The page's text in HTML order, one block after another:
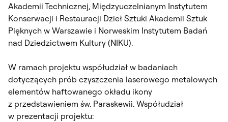
Akademii Technicznej, Międzyuczelnianym Instytutem
Konserwacji i Restauracji Dzieł Sztuki Akademii Sztuk
Pięknych w Warszawie i Norweskim Instytutem Badań
nad Dziedzictwem Kultury (NIKU).
W ramach projektu współudział w badaniach
dotyczących prób czyszczenia laserowego metalowych
elementów haftowanego okładu ikony
z przedstawieniem św. Paraskewii. Współudział
w prezentacji projektu: